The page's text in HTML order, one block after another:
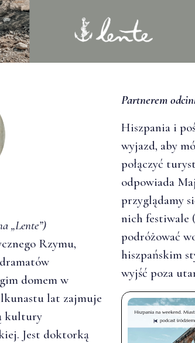
„Lente”)
Rzymu,
domem w
lat zajmuje
kultury
Jest doktorką
Partnerem
Hiszpania i
wyjazd, aby
połączyć
odpowiada
przyglądamy
nich festiwale
podróżować
hiszpańskim
wyjść poza